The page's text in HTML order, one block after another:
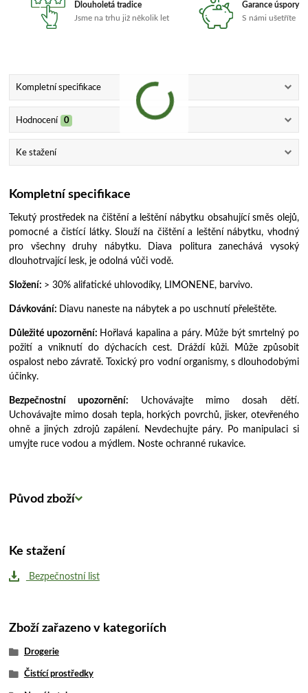
Dlouholetá tradice
Jsme na trhu již několik let
Garance úspory
S námi ušetříte
Kompletní specifikace
Hodnocení 0
Ke stažení
Kompletní specifikace
Tekutý prostředek na čištění a leštění nábytku obsahující směs olejů,
pomocné a čistící látky. Slouží na čištění a leštění nábytku, vhodný
pro všechny druhy nábytku. Diava politura zanechává vysoký
dlouhotrvající lesk, je odolná vůči vodě.
Složení: > 30% alifatické uhlovodíky, LIMONENE, barvivo.
Dávkování: Diavu naneste na nábytek a po uschnutí přeleštěte.
Důležité upozornění: Hořlavá kapalina a páry. Může být smrtelný po
požití a vniknutí do dýchacích cest. Dráždí kůži. Může způsobit
ospalost nebo závratě. Toxický pro vodní organismy, s dlouhodobými
účinky.
Bezpečnostní upozornění: Uchovávajte mimo dosah dětí.
Uchovávajte mimo dosah tepla, horkých povrchů, jisker, otevřeného
ohně a jiných zdrojů zapálení. Nevdechujte páry. Po manipulaci si
umyjte ruce vodou a mýdlem. Noste ochranné rukavice.
Původ zboží
Ke stažení
Bezpečnostní list
Zboží zařazeno v kategoriích
Drogerie
Čistící prostředky